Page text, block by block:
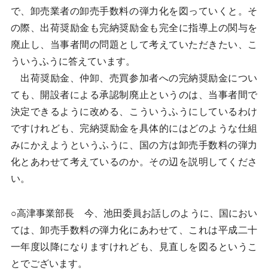
で、卸売業者の卸売手数料の弾力化を図っていくと。そ
の際、出荷奨励金も完納奨励金も完全に指導上の関与を
廃止し、当事者間の問題として考えていただきたい、こ
ういうふうに答えています。
出荷奨励金、仲卸、売買参加者への完納奨励金につい
ても、開設者による承認制廃止というのは、当事者間で
決定できるように改める、こういうふうにしているわけ
ですけれども、完納奨励金を具体的にはどのような仕組
みにかえようというふうに、国の方は卸売手数料の弾力
化とあわせて考えているのか。その辺を説明してくださ
い。
○高津事業部長 今、池田委員お話しのように、国におい
ては、卸売手数料の弾力化にあわせて、これは平成二十
一年度以降になりますけれども、見直しを図るというこ
とでございます。